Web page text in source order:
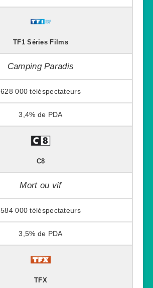
TF1 Séries Films
Camping Paradis
628 000
3,4%
C8
Mort ou vif
584 000
3,5%
TFX